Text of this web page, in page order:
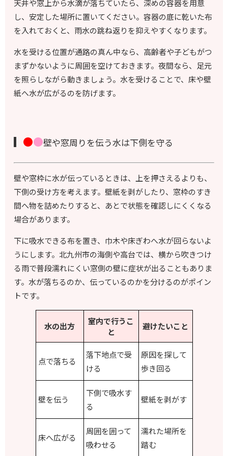
天井や窓上から水滴が落ちていたら、深めの容器を用意
し、安定した場所に置いてください。容器の底に乾いた布
を入れておくと、雨水の跳ね返りを抑えやすくなります。
水を受ける位置が通路の真ん中なら、高齢者や子どもがつ
まずかないように周囲を空けておきます。夜間なら、足元
を照らしながら動きましょう。水を受けることで、床や壁
紙へ水が広がるのを防げます。
●●壁や窓周りを伝う水は下側を守る
壁や窓枠に水が伝っているときは、上を押さえるよりも、
下側の受け方を考えます。壁紙を剥がしたり、窓枠のすき
間へ物を詰めたりすると、あとで状態を確認しにくくなる
場合があります。
下に吸水できる布を置き、巾木や床ぎわへ水が回らないよ
うにします。北九州市の海側や高台では、横から吹きつけ
る雨で普段濡れにくい窓側の壁に症状が出ることもありま
す。水が落ちるのか、伝っているのかを分けるのがポイン
トです。
水の出方
室内で行うこ
と
避けたいこと
点で落ちる
落下地点で受
ける
原因を探して
歩き回る
壁を伝う
下側で吸水す
る
壁紙を剥がす
床へ広がる
周囲を囲って
吸わせる
濡れた場所を
踏む